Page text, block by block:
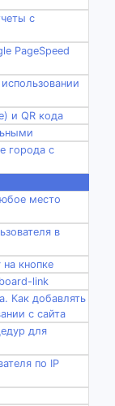
с
PageSpeed
и QR кода
города с
место
в
кнопке
link
Как добавлять
с сайта
для
по IP